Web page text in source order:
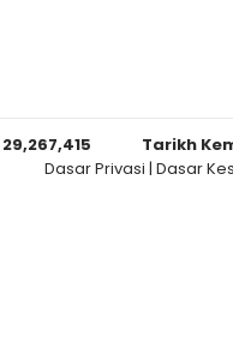
29,267,415 Tarikh
Dasar Privasi | Dasar